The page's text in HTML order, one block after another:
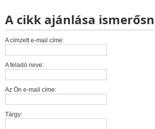
A cikk ajánlása
A címzett e-mail címe:
A feladó neve:
Az Ön e-mail címe:
Tárgy: